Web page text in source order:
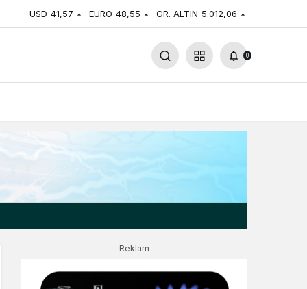
USD 41,57 EURO 48,55 GR. ALTIN 5.012,06
0
Reklam